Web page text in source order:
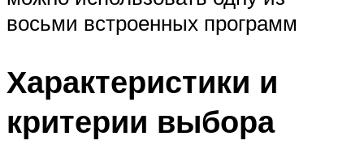
восьми встроенных программ
Характеристики и
критерии выбора